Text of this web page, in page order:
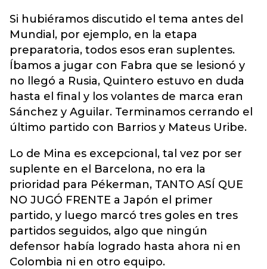
Si hubiéramos discutido el tema antes del
Mundial, por ejemplo, en la etapa
preparatoria, todos esos eran suplentes.
Íbamos a jugar con Fabra que se lesionó y
no llegó a Rusia, Quintero estuvo en duda
hasta el final y los volantes de marca eran
Sánchez y Aguilar. Terminamos cerrando el
último partido con Barrios y Mateus Uribe.
Lo de Mina es excepcional, tal vez por ser
suplente en el Barcelona, no era la
prioridad para Pékerman, TANTO ASÍ QUE
NO JUGÓ FRENTE a Japón el primer
partido, y luego marcó tres goles en tres
partidos seguidos, algo que ningún
defensor había logrado hasta ahora ni en
Colombia ni en otro equipo.